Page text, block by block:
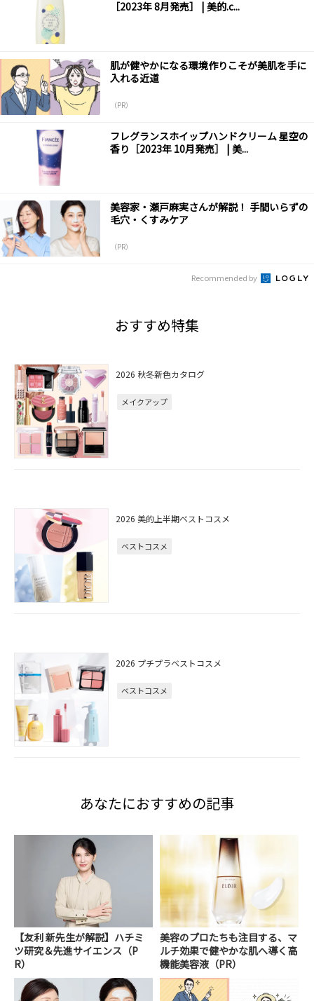
［2023年 8月発売］ | 美的.c...
肌が健やかになる環境作りこそが美肌を手に
入れる近道
（PR）
フレグランスホイップハンドクリーム 星空の
香り［2023年 10月発売］ | 美...
美容家・瀬戸麻実さんが解説！ 手間いらずの
毛穴・くすみケア
（PR）
Recommended by
おすすめ特集
2026 秋冬新色カタログ
メイクアップ
2026 美的上半期ベストコスメ
ベストコスメ
2026 プチプラベストコスメ
ベストコスメ
あなたにおすすめの記事
【友利 新先生が解説】ハチミ
ツ研究＆先進サイエンス（P
R）
美容のプロたちも注目する、マ
ルチ効果で健やかな肌へ導く高
機能美容液（PR）